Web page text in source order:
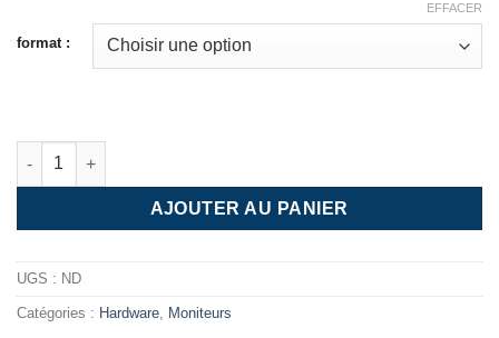
format :
EFFACER
AJOUTER AU PANIER
UGS : ND
Catégories : Hardware, Moniteurs